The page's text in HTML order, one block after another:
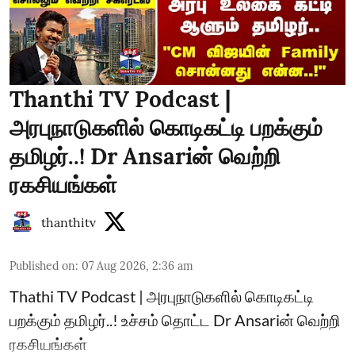
Thanthi TV Podcast |
அரபுநாடுகளில் கொடிகட்டி பறக்கும்
தமிழர்..! Dr Ansariன் வெற்றி
ரகசியங்கள்
thanthitv
Published on: 07 Aug 2026, 2:36 am
Thathi TV Podcast | அரபுநாடுகளில் கொடிகட்டி
பறக்கும் தமிழர்..! உச்சம் தொட்ட Dr Ansariன் வெற்றி
ரகசியங்கள்